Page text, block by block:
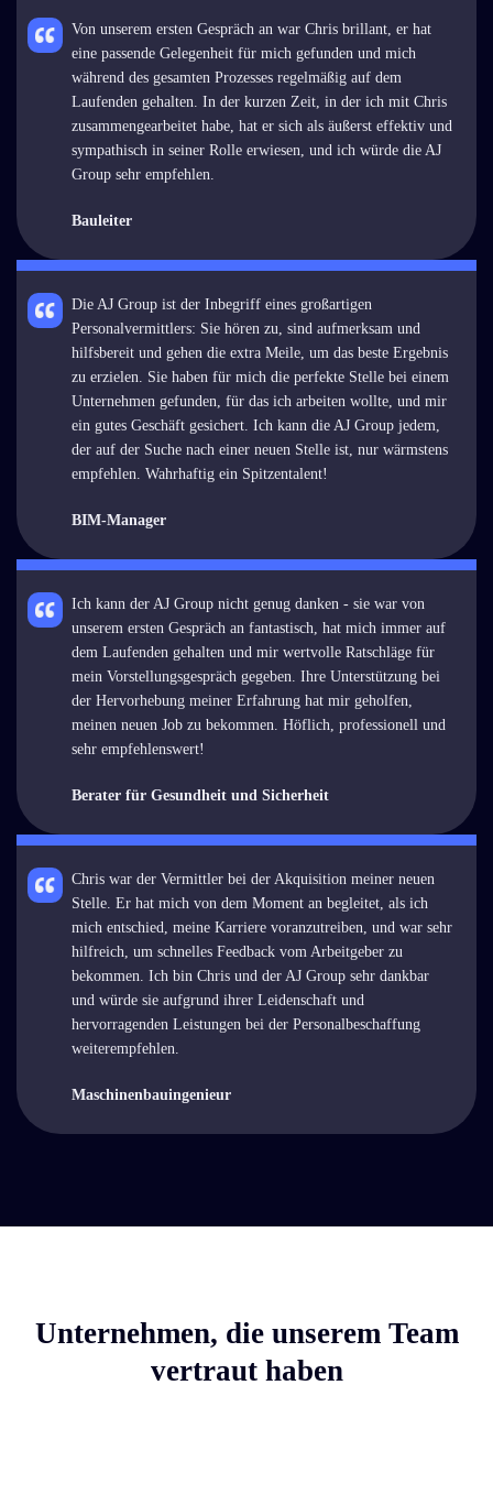
Von unserem ersten Gespräch an war Chris brillant, er hat
eine passende Gelegenheit für mich gefunden und mich
während des gesamten Prozesses regelmäßig auf dem
Laufenden gehalten. In der kurzen Zeit, in der ich mit Chris
zusammengearbeitet habe, hat er sich als äußerst effektiv und
sympathisch in seiner Rolle erwiesen, und ich würde die AJ
Group sehr empfehlen.
Bauleiter
Die AJ Group ist der Inbegriff eines großartigen
Personalvermittlers: Sie hören zu, sind aufmerksam und
hilfsbereit und gehen die extra Meile, um das beste Ergebnis
zu erzielen. Sie haben für mich die perfekte Stelle bei einem
Unternehmen gefunden, für das ich arbeiten wollte, und mir
ein gutes Geschäft gesichert. Ich kann die AJ Group jedem,
der auf der Suche nach einer neuen Stelle ist, nur wärmstens
empfehlen. Wahrhaftig ein Spitzentalent!
BIM-Manager
Ich kann der AJ Group nicht genug danken - sie war von
unserem ersten Gespräch an fantastisch, hat mich immer auf
dem Laufenden gehalten und mir wertvolle Ratschläge für
mein Vorstellungsgespräch gegeben. Ihre Unterstützung bei
der Hervorhebung meiner Erfahrung hat mir geholfen,
meinen neuen Job zu bekommen. Höflich, professionell und
sehr empfehlenswert!
Berater für Gesundheit und Sicherheit
Chris war der Vermittler bei der Akquisition meiner neuen
Stelle. Er hat mich von dem Moment an begleitet, als ich
mich entschied, meine Karriere voranzutreiben, und war sehr
hilfreich, um schnelles Feedback vom Arbeitgeber zu
bekommen. Ich bin Chris und der AJ Group sehr dankbar
und würde sie aufgrund ihrer Leidenschaft und
hervorragenden Leistungen bei der Personalbeschaffung
weiterempfehlen.
Maschinenbauingenieur
Unternehmen, die unserem Team
vertraut haben